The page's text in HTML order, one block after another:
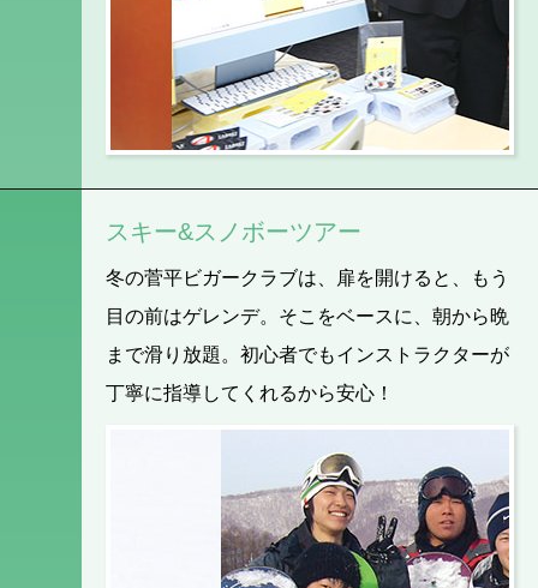
スキー&スノボーツアー
冬の菅平ビガークラブは、扉を開けると、もう
目の前はゲレンデ。そこをベースに、朝から晩
まで滑り放題。初心者でもインストラクターが
丁寧に指導してくれるから安心！